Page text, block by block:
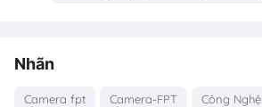
Nhãn
Camera fpt Camera-FPT Công Nghệ